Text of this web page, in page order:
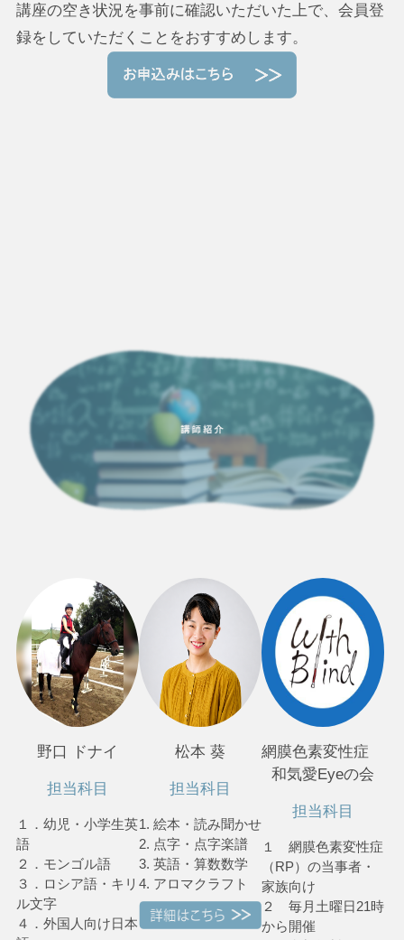
講座の空き状況を事前に確認いただいた上で、会員登
録をしていただくことをおすすめします。
野口 ドナイ
担当科目
１．幼児・小学生英
語
２．モンゴル語
３．ロシア語・キリ
ル文字
４．外国人向け日本
松本 葵
担当科目
1. 絵本・読み聞かせ
2. 点字・点字楽譜
3. 英語・算数数学
4. アロマクラフト
網膜色素変性症
和気愛Eyeの会
担当科目
１ 網膜色素変性症
（RP）の当事者・
家族向け
２ 毎月土曜日21時
から開催